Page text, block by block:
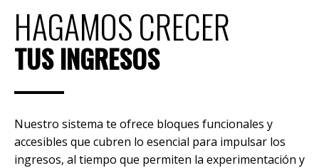
HAGAMOS CRECER
TUS INGRESOS
Nuestro sistema te ofrece bloques funcionales y
accesibles que cubren lo esencial para impulsar los
ingresos, al tiempo que permiten la experimentación y